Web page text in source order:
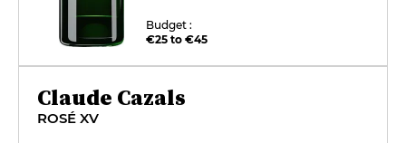
Budget :
€25 to €45
Claude Cazals
ROSÉ XV